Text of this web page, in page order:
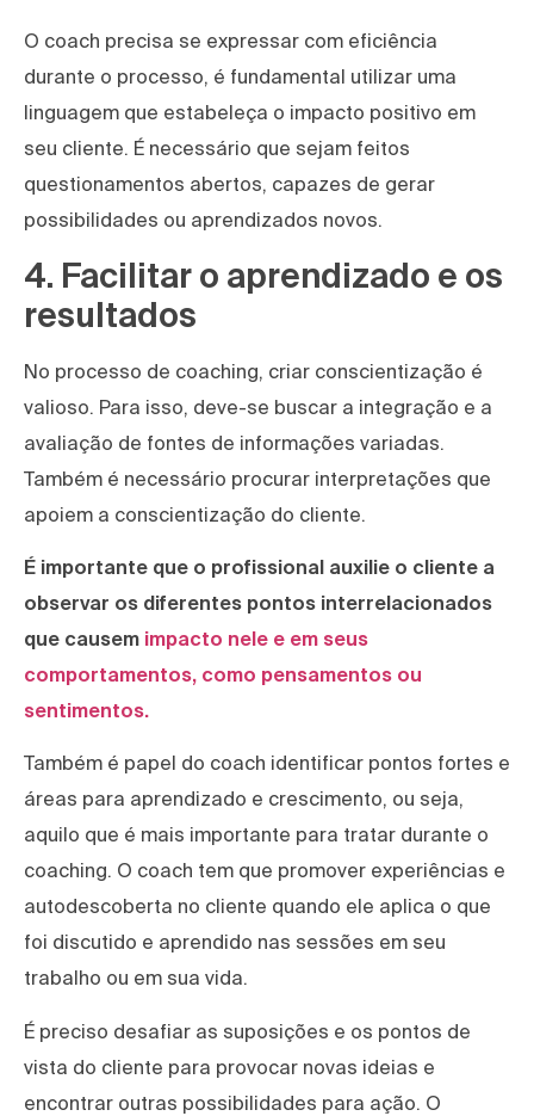
O coach precisa se expressar com eficiência
durante o processo, é fundamental utilizar uma
linguagem que estabeleça o impacto positivo em
seu cliente. É necessário que sejam feitos
questionamentos abertos, capazes de gerar
possibilidades ou aprendizados novos.
4. Facilitar o aprendizado e os
resultados
No processo de coaching, criar conscientização é
valioso. Para isso, deve-se buscar a integração e a
avaliação de fontes de informações variadas.
Também é necessário procurar interpretações que
apoiem a conscientização do cliente.
É importante que o profissional auxilie o cliente a
observar os diferentes pontos interrelacionados
que causem impacto nele e em seus
comportamentos, como pensamentos ou
sentimentos.
Também é papel do coach identificar pontos fortes e
áreas para aprendizado e crescimento, ou seja,
aquilo que é mais importante para tratar durante o
coaching. O coach tem que promover experiências e
autodescoberta no cliente quando ele aplica o que
foi discutido e aprendido nas sessões em seu
trabalho ou em sua vida.
É preciso desafiar as suposições e os pontos de
vista do cliente para provocar novas ideias e
encontrar outras possibilidades para ação. O